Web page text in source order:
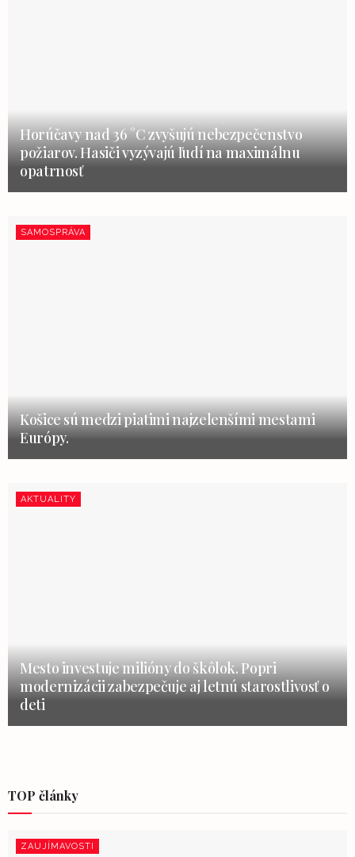
Horúčavy nad 36 °C zvyšujú nebezpečenstvo
požiarov. Hasiči vyzývajú ľudí na maximálnu
opatrnosť
SAMOSPRÁVA
Košice sú medzi piatimi najzelenšími mestami
Európy.
AKTUALITY
Mesto investuje milióny do škôlok. Popri
modernizácii zabezpečuje aj letnú starostlivosť o
deti
TOP články
ZAUJÍMAVOSTI